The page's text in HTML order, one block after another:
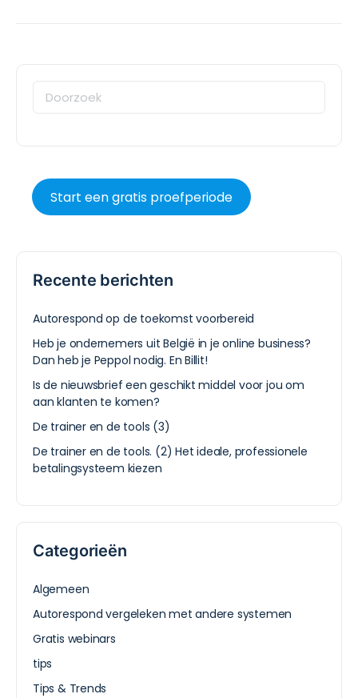
Start een gratis proefperiode
Recente berichten
Autorespond op de toekomst voorbereid
Heb je ondernemers uit België in je online business?
Dan heb je Peppol nodig. En Billit!
Is de nieuwsbrief een geschikt middel voor jou om
aan klanten te komen?
De trainer en de tools (3)
De trainer en de tools. (2) Het ideale, professionele
betalingsysteem kiezen
Categorieën
Algemeen
Autorespond vergeleken met andere systemen
Gratis webinars
tips
Tips & Trends